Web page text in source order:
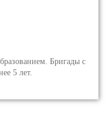
Бригады с
5 лет.